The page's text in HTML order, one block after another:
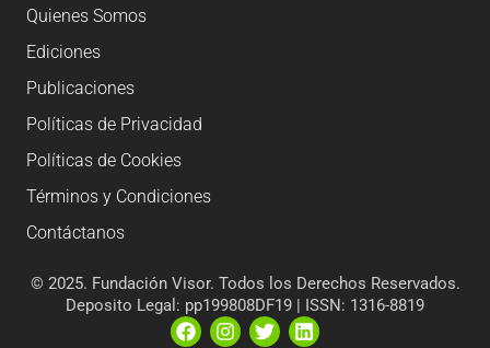
Quienes Somos
Ediciones
Publicaciones
Políticas de Privacidad
Políticas de Cookies
Términos y Condiciones
Contáctanos
© 2025. Fundación Visor. Todos los Derechos Reservados.
Deposito Legal: pp199808DF19 | ISSN: 1316-8819